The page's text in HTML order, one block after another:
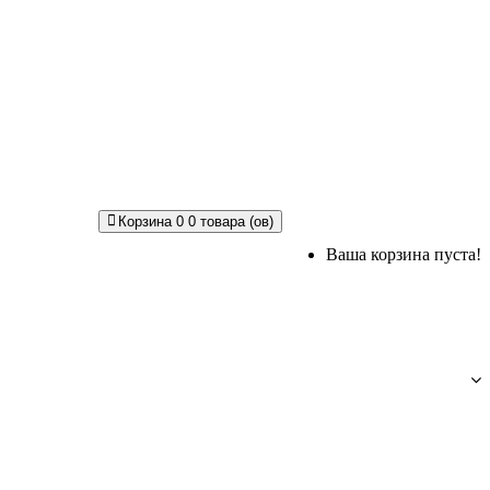
Корзина 0 0 товара (ов)
Ваша корзина пуста!